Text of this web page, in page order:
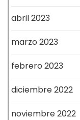
abril 2023
marzo 2023
febrero 2023
diciembre 2022
noviembre 2022